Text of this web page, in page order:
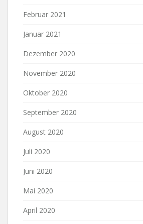
Februar 2021
Januar 2021
Dezember 2020
November 2020
Oktober 2020
September 2020
August 2020
Juli 2020
Juni 2020
Mai 2020
April 2020